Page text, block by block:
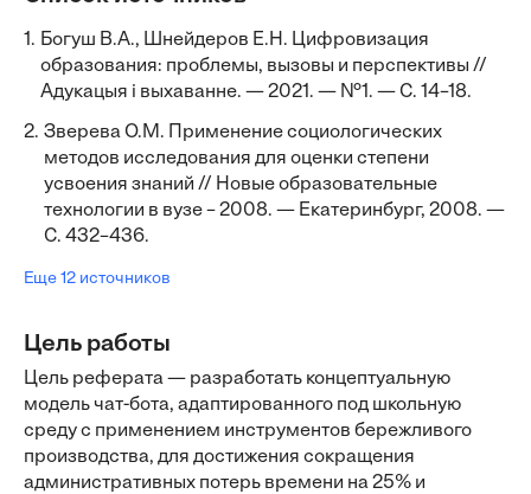
1. Богуш В.А., Шнейдеров Е.Н. Цифровизация
образования: проблемы, вызовы и перспективы //
Адукацыя i выхаванне. — 2021. — №1. — С. 14–18.
2. Зверева О.М. Применение социологических
методов исследования для оценки степени
усвоения знаний // Новые образовательные
технологии в вузе – 2008. — Екатеринбург, 2008. —
С. 432–436.
Еще 12 источников
Цель работы
Цель реферата — разработать концептуальную
модель чат-бота, адаптированного под школьную
среду с применением инструментов бережливого
производства, для достижения сокращения
административных потерь времени на 25% и